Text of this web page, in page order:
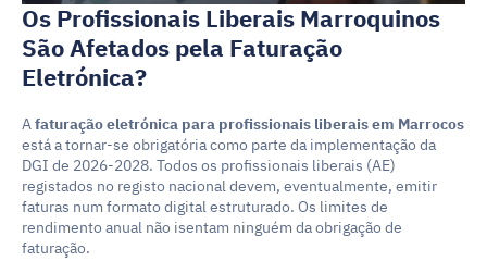
Os Profissionais Liberais Marroquinos
São Afetados pela Faturação
Eletrónica?
A faturação eletrónica para profissionais liberais em Marrocos
está a tornar-se obrigatória como parte da implementação da
DGI de 2026-2028. Todos os profissionais liberais (AE)
registados no registo nacional devem, eventualmente, emitir
faturas num formato digital estruturado. Os limites de
rendimento anual não isentam ninguém da obrigação de
faturação.